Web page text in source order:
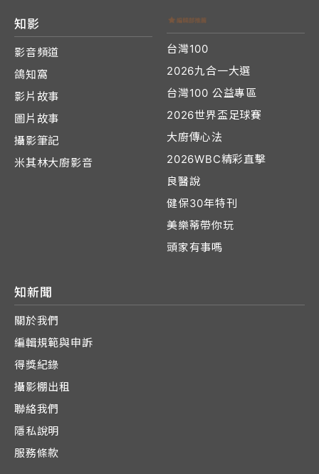
知影
影音頻道
鴿知窩
影片故事
圖片故事
攝影筆記
米其林大廚影音
台灣100
2026九合一大選
台灣100 公益專區
2026世界盃足球賽
大廚傳心法
2026WBC精彩直擊
良醫說
健保30年特刊
美樂蒂帶你玩
頭家有事嗎
知新聞
關於我們
編輯規範與申訴
得獎紀錄
攝影棚出租
聯絡我們
隱私說明
服務條款